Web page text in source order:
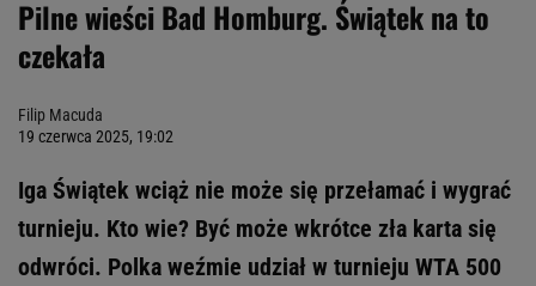
Pilne wieści Bad Homburg. Świątek na to
czekała
Filip Macuda
19 czerwca 2025, 19:02
Iga Świątek wciąż nie może się przełamać i wygrać
turnieju. Kto wie? Być może wkrótce zła karta się
odwróci. Polka weźmie udział w turnieju WTA 500